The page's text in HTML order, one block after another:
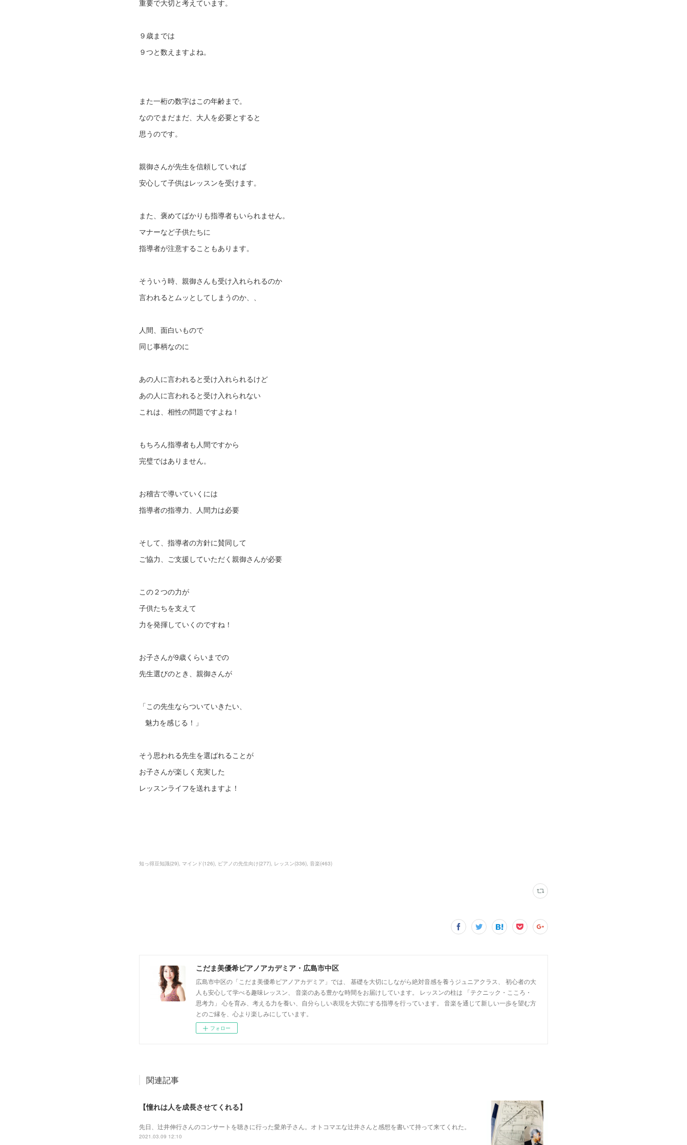
重要で大切と考えています。
９歳までは
９つと数えますよね。
また一桁の数字はこの年齢まで。
なのでまだまだ、大人を必要とすると
思うのです。
親御さんが先生を信頼していれば
安心して子供はレッスンを受けます。
また、褒めてばかりも指導者もいられません。
マナーなど子供たちに
指導者が注意することもあります。
そういう時、親御さんも受け入れられるのか
言われるとムッとしてしまうのか、、
人間、面白いもので
同じ事柄なのに
あの人に言われると受け入れられるけど
あの人に言われると受け入れられない
これは、相性の問題ですよね！
もちろん指導者も人間ですから
完璧ではありません。
お稽古で導いていくには
指導者の指導力、人間力は必要
そして、指導者の方針に賛同して
ご協力、ご支援していただく親御さんが必要
この２つの力が
子供たちを支えて
力を発揮していくのですね！
お子さんが9歳くらいまでの
先生選びのとき、親御さんが
「この先生ならついていきたい、
魅力を感じる！」
そう思われる先生を選ばれることが
お子さんが楽しく充実した
レッスンライフを送れますよ！
知っ得豆知識(29) マインド(126) ピアノの先生向け(277) レッスン(336) 音楽(463)
こだま美優希ピアノアカデミア・広島市中区
広島市中区の「こだま美優希ピアノアカデミア」では、 基礎を大切にしながら絶対音感を養うジュニアクラス、 初心者の大
人も安心して学べる趣味レッスン、 音楽のある豊かな時間をお届けしています。 レッスンの柱は 「テクニック・こころ・
思考力」 心を育み、考える力を養い、自分らしい表現を大切にする指導を行っています。 音楽を通じて新しい一歩を望む方
とのご縁を、心より楽しみにしています。
フォロー
関連記事
【憧れは人を成長させてくれる】
先日、辻井伸行さんのコンサートを 聴きに行った愛弟子さん。 オトコマエな辻井さんと 感想を書いて持って来てくれた。
2021.03.09 12:10